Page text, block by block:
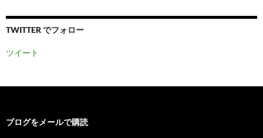
TWITTER でフォロー
ツイート
ブログをメールで購読